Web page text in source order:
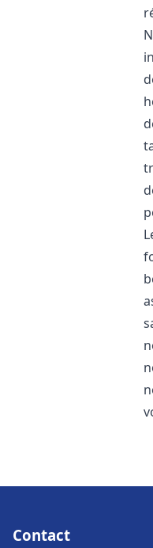
Contact